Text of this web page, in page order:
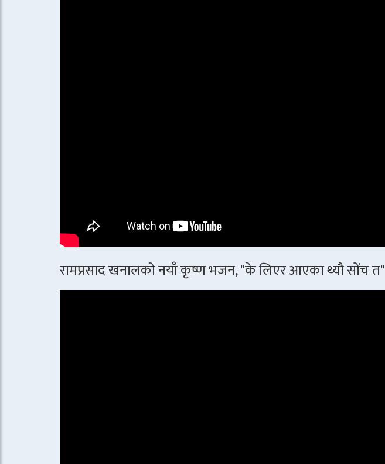
रामप्रसाद खनालको नयाँ कृष्ण भजन, "के लिएर आएका थ्यौ सोंच त"